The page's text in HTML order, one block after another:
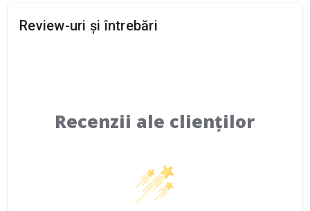
Review-uri și întrebări
Recenzii ale clienților